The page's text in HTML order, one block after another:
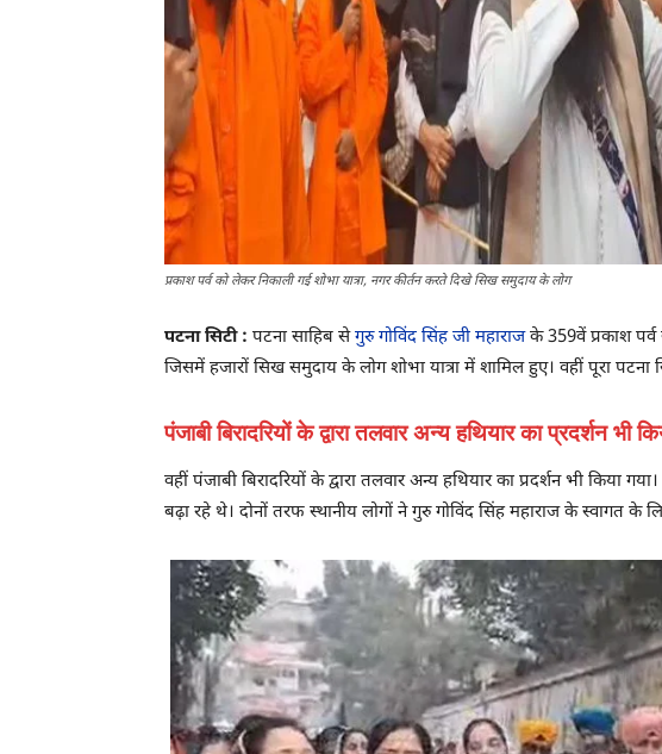
प्रकाश पर्व को लेकर निकाली गई शोभा यात्रा, नगर कीर्तन करते दिखे सिख समुदाय के लोग
पटना सिटी : पटना साहिब सेगुरु गोविंद सिंह जी महाराजके 359वें प्रकाश पर्व
जिसमें हजारों सिख समुदाय के लोग शोभा यात्रा में शामिल हुए। वहीं पूरा
पंजाबी बिरादरियों के द्वारा तलवार अन्य हथियार का प्रदर्शन भी
वहीं पंजाबी बिरादरियों के द्वारा तलवार अन्य हथियार का प्रदर्शन भी
बढ़ा रहे थे। दोनों तरफ स्थानीय लोगों ने गुरु गोविंद सिंह महाराज के